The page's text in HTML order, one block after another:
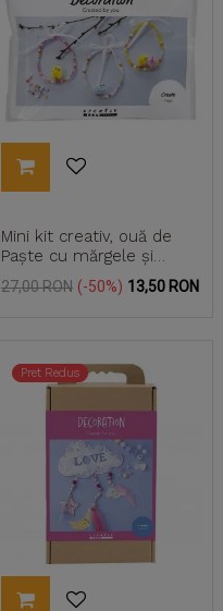
Mini kit creativ, ouă de
Paște cu mărgele și
puișori
Pret
27,00 RON -50% Pret
13,50 RON
Pret Redus